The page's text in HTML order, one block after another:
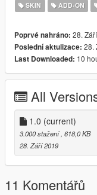
Rename all
Replace with
Save and
Enjoy.
SKIN ADD-ON
Poprvé nahráno: 28.
Poslední aktulizace: 28.
Last Downloaded: 10
All
1.0 (current)
3.000 stažení, 618,0 KB
28. Září 2019
11 Komentářů